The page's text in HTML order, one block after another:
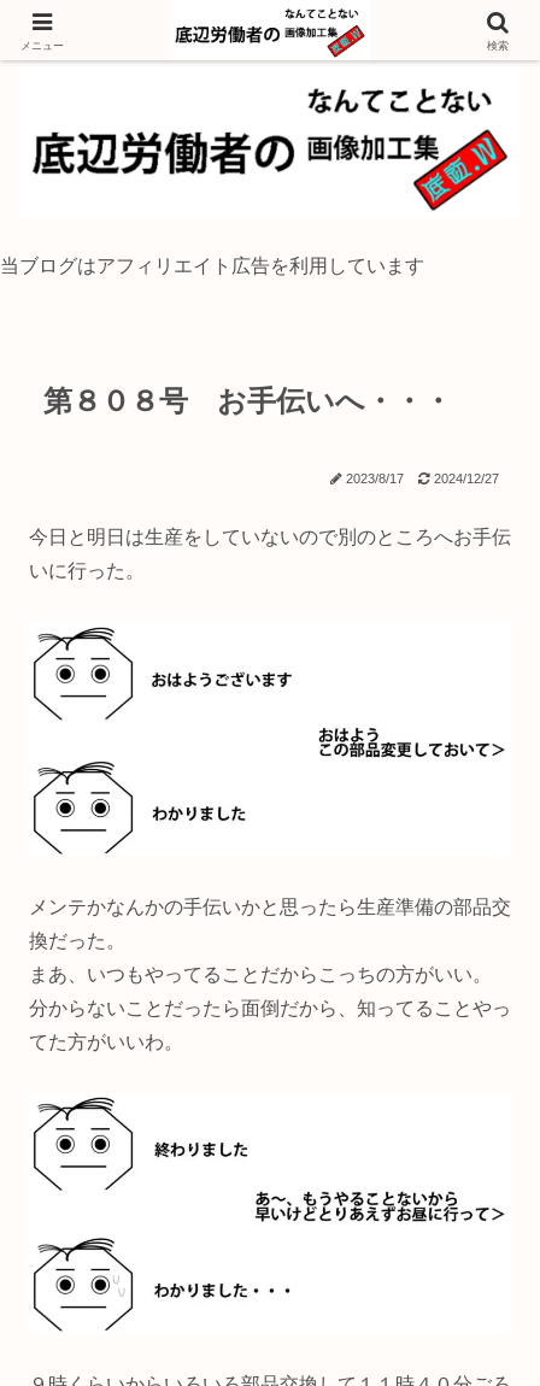
独身底辺おじさんが風景写真をイラスト風に加工するブログ
当ブログはアフィリエイト広告を利用しています
第８０８号 お手伝いへ・・・
2023/8/17 2024/12/27
今日と明日は生産をしていないので別のところへお手伝
いに行った。
メンテかなんかの手伝いかと思ったら生産準備の部品交
換だった。
まあ、いつもやってることだからこっちの方がいい。
分からないことだったら面倒だから、知ってることやっ
てた方がいいわ。
メニュー 検索